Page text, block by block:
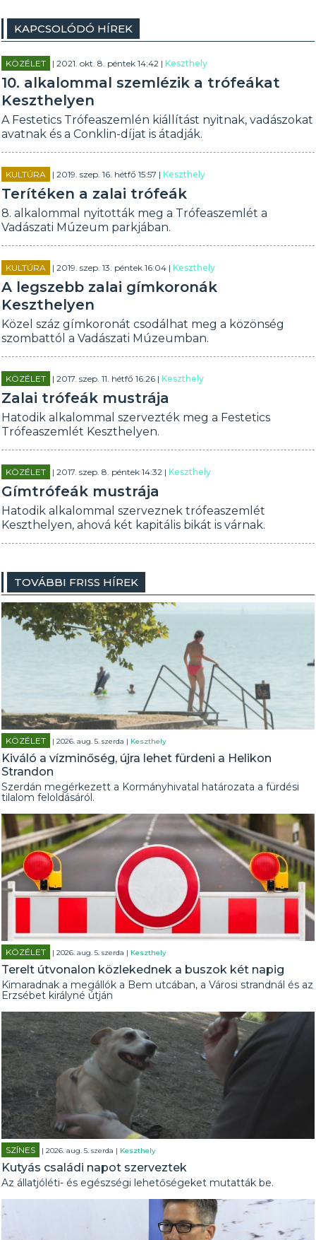
KAPCSOLÓDÓ HÍREK
KÖZÉLET | 2021. okt. 8. péntek 14:42 |Keszthely
10. alkalommal szemlézik a trófeákat
Keszthelyen
A Festetics Trófeaszemlén kiállítást nyitnak, vadászokat
avatnak és a Conklin-díjat is átadják.
KULTÚRA | 2019. szep. 16. hétfő 15:57 |Keszthely
Terítéken a zalai trófeák
8. alkalommal nyitották meg a Trófeaszemlét a
Vadászati Múzeum parkjában.
KULTÚRA | 2019. szep. 13. péntek 16:04 |Keszthely
A legszebb zalai gímkoronák
Keszthelyen
Közel száz gímkoronát csodálhat meg a közönség
szombattól a Vadászati Múzeumban.
KÖZÉLET | 2017. szep. 11. hétfő 16:26 |Keszthely
Zalai trófeák mustrája
Hatodik alkalommal szervezték meg a Festetics
Trófeaszemlét Keszthelyen.
KÖZÉLET | 2017. szep. 8. péntek 14:32 |Keszthely
Gímtrófeák mustrája
Hatodik alkalommal szerveznek trófeaszemlét
Keszthelyen, ahová két kapitális bikát is várnak.
TOVÁBBI FRISS HÍREK
KÖZÉLET | 2026. aug. 5. szerda | Keszthely
Kiváló a vízminőség, újra lehet fürdeni a Helikon
Strandon
Szerdán megérkezett a Kormányhivatal határozata a fürdési
tilalom feloldásáról.
KÖZÉLET | 2026. aug. 5. szerda | Keszthely
Terelt útvonalon közlekednek a buszok két napig
Kimaradnak a megállók a Bem utcában, a Városi strandnál és az
Erzsébet királyné útján
SZÍNES | 2026. aug. 5. szerda | Keszthely
Kutyás családi napot szerveztek
Az állatjóléti- és egészségi lehetőségeket mutatták be.